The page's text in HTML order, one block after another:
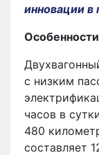
инновации в
с низким
часов в
480
составляет